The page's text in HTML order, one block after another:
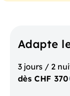
Adapte
3 jours / 2
dès CHF 370